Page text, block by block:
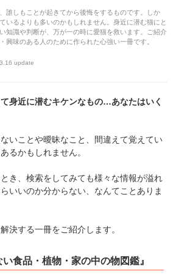
誰しもことが起きてから後悔をするものです。しか
いるよりも多いのかもしれません。身近に潜む猫にと
知識や判断が、万が一の時に愛猫を救います。ご紹介
興味のある人のために作られた心強い一冊です。
update
身近に潜むキケンなもの…あなたはいく
いことや曖昧なこと、間違えて覚えてい
るかもしれません。
き、検索をしてみても様々な情報が溢れ
いいのか分からない、なんてことありま
決する一冊をご紹介します。
い食品・植物・家の中の物図鑑』